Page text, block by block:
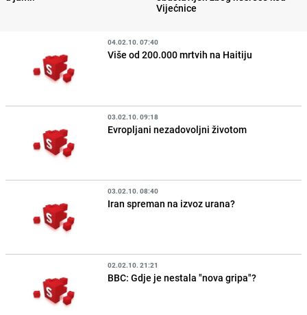
Vijećnice
04.02.10. 07:40
Više od 200.000 mrtvih na Haitiju
03.02.10. 09:18
Evropljani nezadovoljni životom
03.02.10. 08:40
Iran spreman na izvoz urana?
02.02.10. 21:21
BBC: Gdje je nestala "nova gripa"?